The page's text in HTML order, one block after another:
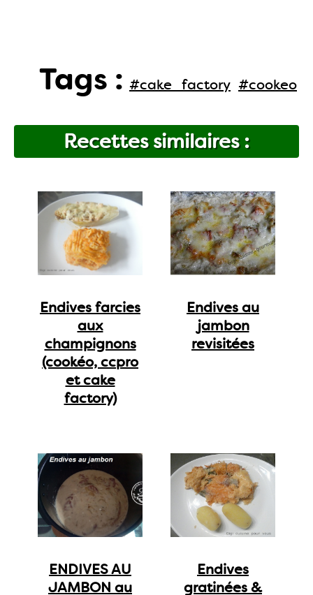
Tags : #cake_factory #cookeo
Recettes similaires :
Endives farcies
aux
champignons
(cookéo, ccpro
et cake
factory)
Endives au
jambon
revisitées
ENDIVES AU
JAMBON au
Endives
gratinées &